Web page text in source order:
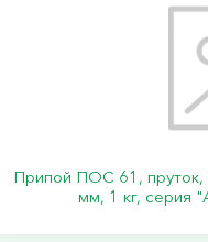
Припой ПОС 61,
мм, 1 кг, серия